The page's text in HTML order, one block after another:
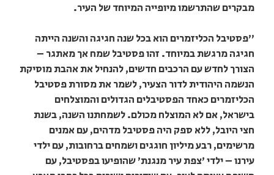
מבקרים שהתרשמו מיופייה המיוחד של העיר.
"פסטיבל הכליזמרים הוא בכל שנה חגיגה והשנה הייתה
חגיגה מרגשת במיוחד. זהו פסטיבל שמח אך מאתגר –
הצורך לחדש עם הרכבים חדשים, להנחיל את אהבת מוסיקת
הנשמה היהודית לדור הצעיר, לשמר את מסורת פסטיבל
הכליזמרים כאחד הפסטיבלים הגדולים והמוצלחים
בישראל, אם לא המוצלח מכולם. לשמחתנו השנה, בשנת
חצי היובל, ללא ספק היה פסטיבל מדהים, עם אמנים
מרשימים, רבע מיליון חוגגים ושמחים ברחובות, עם ילדי
עירנו – ילדי 'צפת עיר מנגנת' שהופיעו בפסטיבל, עם